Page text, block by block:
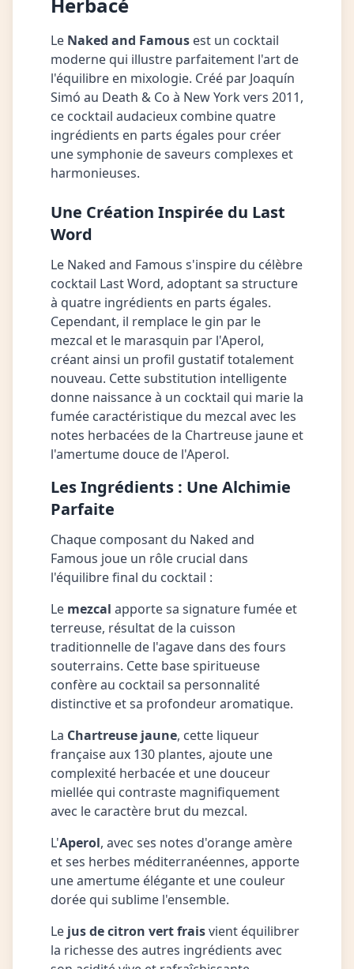
Le Naked and Famous est un cocktail
moderne qui illustre parfaitement l'art de
l'équilibre en mixologie. Créé par Joaquín
Simó au Death & Co à New York vers 2011,
ce cocktail audacieux combine quatre
ingrédients en parts égales pour créer
une symphonie de saveurs complexes et
harmonieuses.
Une Création Inspirée du Last
Word
Le Naked and Famous s'inspire du célèbre
cocktail Last Word, adoptant sa structure
à quatre ingrédients en parts égales.
Cependant, il remplace le gin par le
mezcal et le marasquin par l'Aperol,
créant ainsi un profil gustatif totalement
nouveau. Cette substitution intelligente
donne naissance à un cocktail qui marie la
fumée caractéristique du mezcal avec les
notes herbacées de la Chartreuse jaune et
l'amertume douce de l'Aperol.
Les Ingrédients : Une Alchimie
Parfaite
Chaque composant du Naked and
Famous joue un rôle crucial dans
l'équilibre final du cocktail :
Le mezcal apporte sa signature fumée et
terreuse, résultat de la cuisson
traditionnelle de l'agave dans des fours
souterrains. Cette base spiritueuse
confère au cocktail sa personnalité
distinctive et sa profondeur aromatique.
La Chartreuse jaune, cette liqueur
française aux 130 plantes, ajoute une
complexité herbacée et une douceur
miellée qui contraste magnifiquement
avec le caractère brut du mezcal.
L'Aperol, avec ses notes d'orange amère
et ses herbes méditerranéennes, apporte
une amertume élégante et une couleur
dorée qui sublime l'ensemble.
Le jus de citron vert fraisvient équilibrer
la richesse des autres ingrédients avec